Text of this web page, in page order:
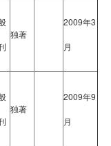
独著
2009年3
月
独著
2009年9
月